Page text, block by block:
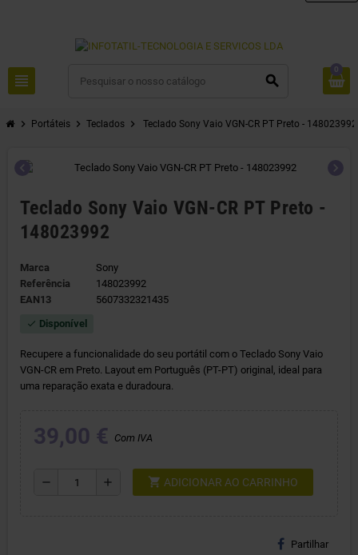
view_headline search
0
chevron_right Portáteis chevron_right Teclados chevron_right Teclado Sony Vaio VGN-CR PT Preto - 148023992
chevron_left chevron_right
Teclado Sony Vaio VGN-CR PT Preto -
148023992
Marca
Sony
Referência
148023992
EAN13
5607332321435
check Disponível
Recupere a funcionalidade do seu portátil com o Teclado Sony Vaio
VGN-CR em Preto. Layout em Português (PT-PT) original, ideal para
uma reparação exata e duradoura.
39,00 € Com IVA
remove add shopping_cart ADICIONAR AO CARRINHO
Partilhar